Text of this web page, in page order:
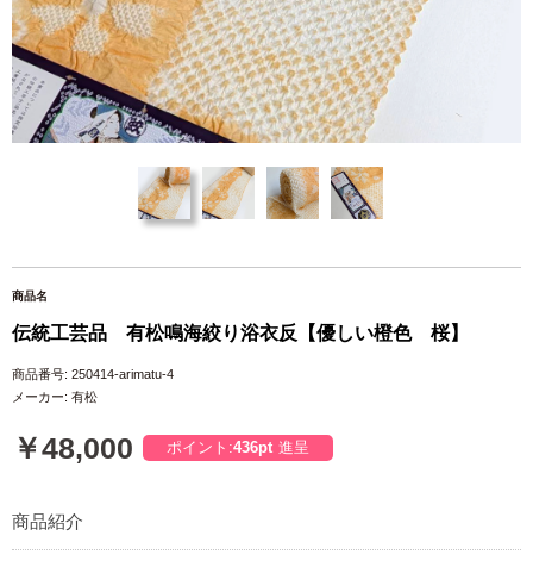
商品名
伝統工芸品 有松鳴海絞り浴衣反【優しい橙色 桜】
商品番号: 250414-arimatu-4
メーカー: 有松
￥48,000 ポイント:436pt 進呈
商品紹介